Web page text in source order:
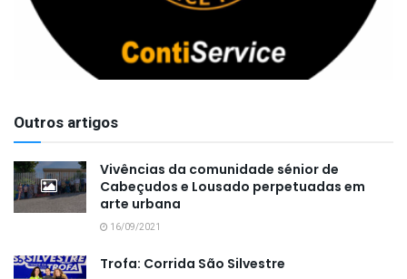
Outros artigos
Vivências da comunidade sénior de
Cabeçudos e Lousado perpetuadas em
arte urbana
16/09/2021
Trofa: Corrida São Silvestre